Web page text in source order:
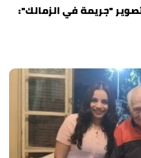
"جريمة في الزمالك":